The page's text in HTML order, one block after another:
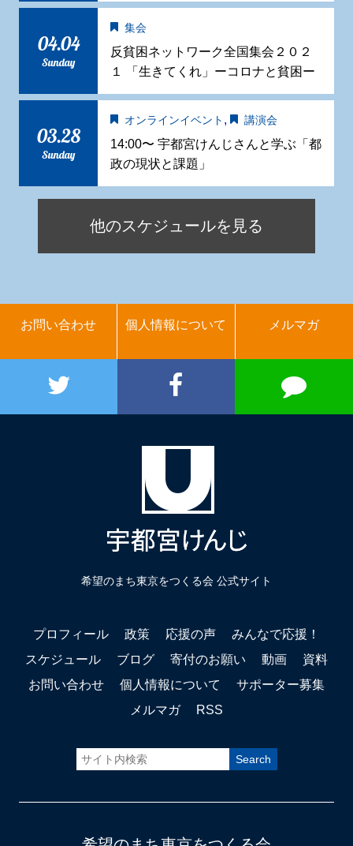
04.04
Sunday
集会
反貧困ネットワーク全国集会２０２
１ 「生きてくれ」ーコロナと貧困ー
03.28
Sunday
オンラインイベント , 講演会
14:00〜 宇都宮けんじさんと学ぶ「都
政の現状と課題」
他のスケジュールを見る
お問い合わせ 個人情報について メルマガ
希望のまち東京をつくる会 公式サイト
プロフィール 政策 応援の声
みんなで応援！
スケジュール
ブログ 寄付のお願い 動画
資料
お問い合わせ
個人情報について
サポーター募集
メルマガ
RSS